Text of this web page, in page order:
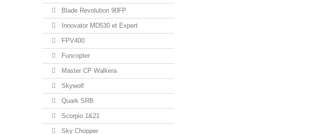
Blade Revolution 90FP
Innovator MD530 et Expert
FPV400
Funcopter
Master CP Walkera
Skywolf
Quark SRB
Scorpio 1&21
Sky Chopper